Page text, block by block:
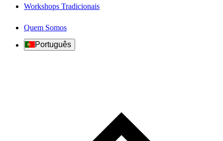
Workshops Tradicionais
Quem Somos
Português